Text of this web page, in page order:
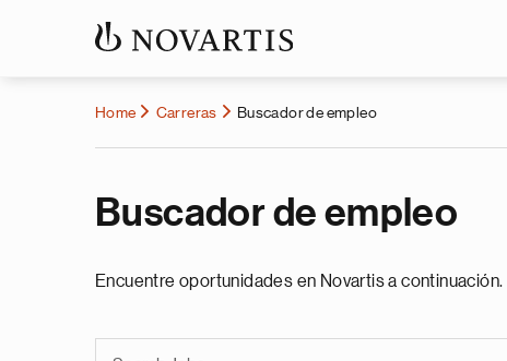
Home Carreras Buscador de empleo
Buscador de empleo
Encuentre oportunidades en Novartis a continuación.